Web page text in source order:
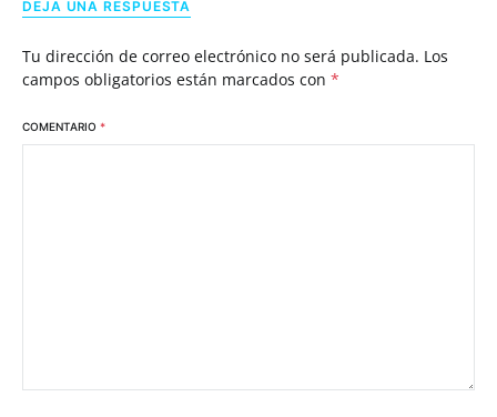
DEJA UNA RESPUESTA
Tu dirección de correo electrónico no será publicada. Los
campos obligatorios están marcados con *
COMENTARIO *